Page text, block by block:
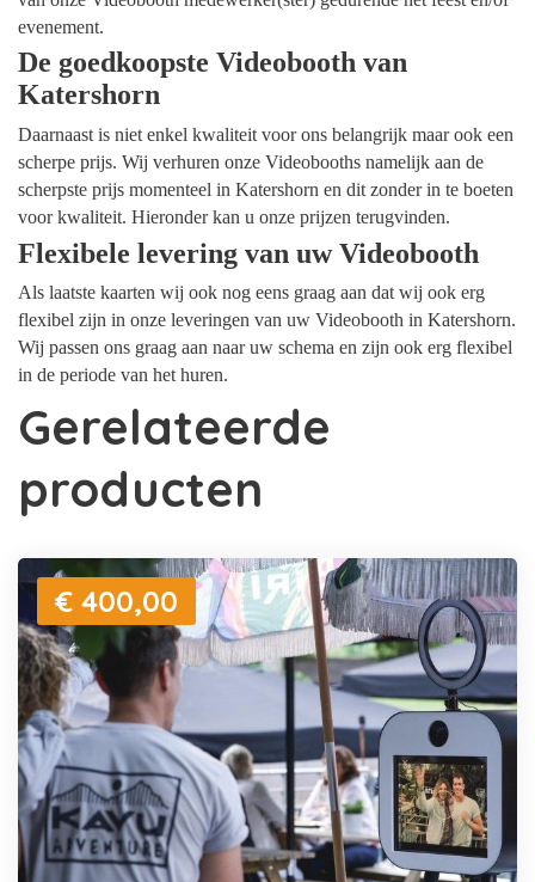
evenement.
De goedkoopste Videobooth van
Katershorn
Daarnaast is niet enkel kwaliteit voor ons belangrijk maar ook een
scherpe prijs. Wij verhuren onze Videobooths namelijk aan de
scherpste prijs momenteel in Katershorn en dit zonder in te boeten
voor kwaliteit. Hieronder kan u onze prijzen terugvinden.
Flexibele levering van uw Videobooth
Als laatste kaarten wij ook nog eens graag aan dat wij ook erg
flexibel zijn in onze leveringen van uw Videobooth in Katershorn.
Wij passen ons graag aan naar uw schema en zijn ook erg flexibel
in de periode van het huren.
Gerelateerde
producten
€ 400,00